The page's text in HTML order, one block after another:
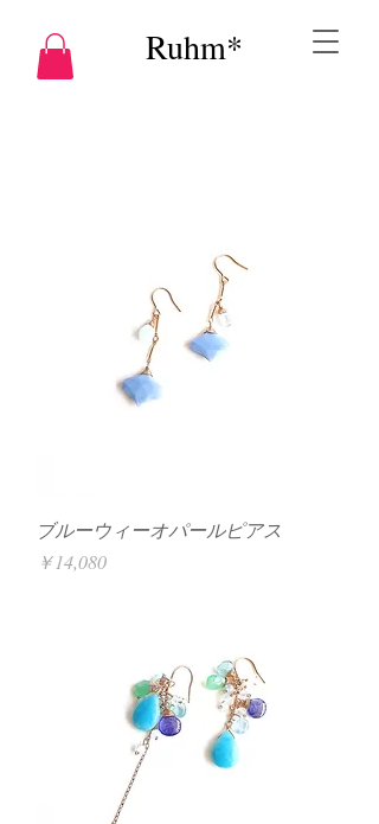
Ruhm*
ブルーウィーオパールピアス
価格
￥14,080